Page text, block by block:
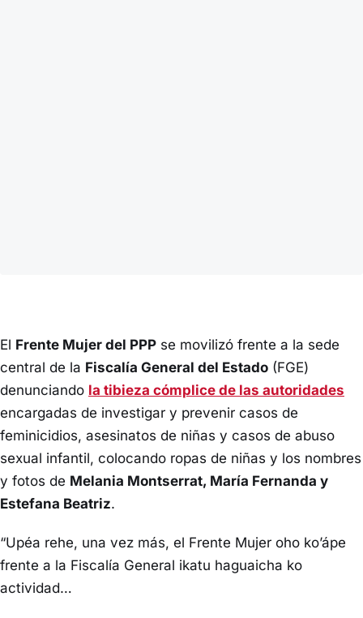
El Frente Mujer del PPP se movilizó frente a la sede
central de la Fiscalía General del Estado (FGE)
denunciando la tibieza cómplice de las autoridades
encargadas de investigar y prevenir casos de
feminicidios, asesinatos de niñas y casos de abuso
sexual infantil, colocando ropas de niñas y los nombres
y fotos de Melania Montserrat, María Fernanda y
Estefana Beatriz.
“Upéa rehe, una vez más, el Frente Mujer oho ko’ápe
frente a la Fiscalía General ikatu haguaicha ko
actividad…